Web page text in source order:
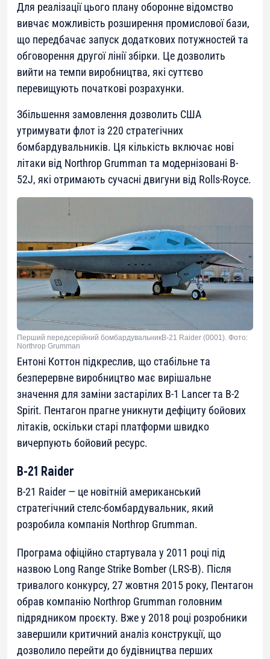
Для реалізації цього плану оборонне відомство
вивчає можливість розширення промислової бази,
що передбачає запуск додаткових потужностей та
обговорення другої лінії збірки. Це дозволить
вийти на темпи виробництва, які суттєво
перевищують початкові розрахунки.
Збільшення замовлення дозволить США
утримувати флот із 220 стратегічних
бомбардувальників. Ця кількість включає нові
літаки від Northrop Grumman та модернізовані B-
52J, які отримають сучасні двигуни від Rolls-Royce.
Перший передсерійний бомбардувальникB-21 Raider (0001). Фото:
Northrop Grumman
Ентоні Коттон підкреслив, що стабільне та
безперервне виробництво має вирішальне
значення для заміни застарілих B-1 Lancer та B-2
Spirit. Пентагон прагне уникнути дефіциту бойових
літаків, оскільки старі платформи швидко
вичерпують бойовий ресурс.
B-21 Raider
B-21 Raider — це новітній американський
стратегічний стелс-бомбардувальник, який
розробила компанія Northrop Grumman.
Програма офіційно стартувала у 2011 році під
назвою Long Range Strike Bomber (LRS-B). Після
тривалого конкурсу, 27 жовтня 2015 року, Пентагон
обрав компанію Northrop Grumman головним
підрядником проєкту. Вже у 2018 році розробники
завершили критичний аналіз конструкції, що
дозволило перейти до будівництва перших